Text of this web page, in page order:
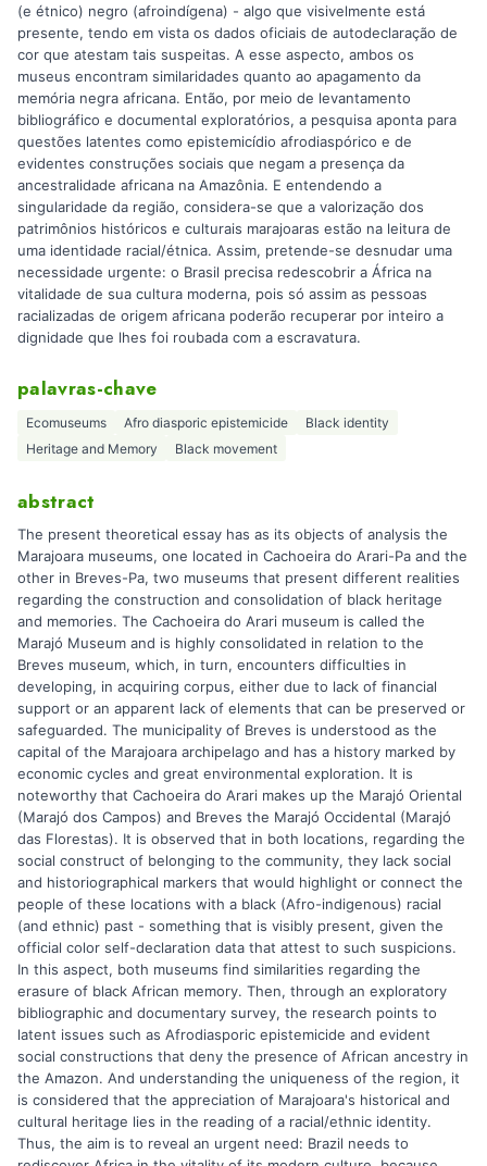
(e étnico) negro (afroindígena) - algo que visivelmente está
presente, tendo em vista os dados oficiais de autodeclaração de
cor que atestam tais suspeitas. A esse aspecto, ambos os
museus encontram similaridades quanto ao apagamento da
memória negra africana. Então, por meio de levantamento
bibliográfico e documental exploratórios, a pesquisa aponta para
questões latentes como epistemicídio afrodiaspórico e de
evidentes construções sociais que negam a presença da
ancestralidade africana na Amazônia. E entendendo a
singularidade da região, considera-se que a valorização dos
patrimônios históricos e culturais marajoaras estão na leitura de
uma identidade racial/étnica. Assim, pretende-se desnudar uma
necessidade urgente: o Brasil precisa redescobrir a África na
vitalidade de sua cultura moderna, pois só assim as pessoas
racializadas de origem africana poderão recuperar por inteiro a
dignidade que lhes foi roubada com a escravatura.
palavras-chave
Ecomuseums Afro diasporic epistemicide
Black identity
Heritage and Memory
Black movement
abstract
The present theoretical essay has as its objects of analysis the
Marajoara museums, one located in Cachoeira do Arari-Pa and the
other in Breves-Pa, two museums that present different realities
regarding the construction and consolidation of black heritage
and memories. The Cachoeira do Arari museum is called the
Marajó Museum and is highly consolidated in relation to the
Breves museum, which, in turn, encounters difficulties in
developing, in acquiring corpus, either due to lack of financial
support or an apparent lack of elements that can be preserved or
safeguarded. The municipality of Breves is understood as the
capital of the Marajoara archipelago and has a history marked by
economic cycles and great environmental exploration. It is
noteworthy that Cachoeira do Arari makes up the Marajó Oriental
(Marajó dos Campos) and Breves the Marajó Occidental (Marajó
das Florestas). It is observed that in both locations, regarding the
social construct of belonging to the community, they lack social
and historiographical markers that would highlight or connect the
people of these locations with a black (Afro-indigenous) racial
(and ethnic) past - something that is visibly present, given the
official color self-declaration data that attest to such suspicions.
In this aspect, both museums find similarities regarding the
erasure of black African memory. Then, through an exploratory
bibliographic and documentary survey, the research points to
latent issues such as Afrodiasporic epistemicide and evident
social constructions that deny the presence of African ancestry in
the Amazon. And understanding the uniqueness of the region, it
is considered that the appreciation of Marajoara's historical and
cultural heritage lies in the reading of a racial/ethnic identity.
Thus, the aim is to reveal an urgent need: Brazil needs to